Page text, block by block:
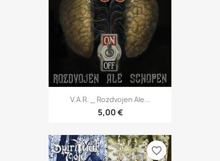
V.A.R. _ Rozdvojen Ale...
5,00 €
favorite_border